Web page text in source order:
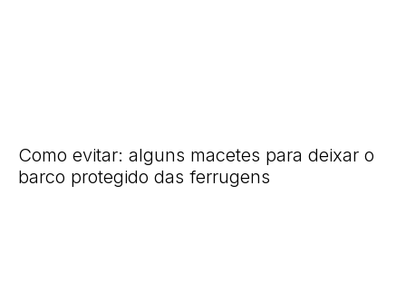
Como evitar: alguns macetes para deixar o
barco protegido das ferrugens